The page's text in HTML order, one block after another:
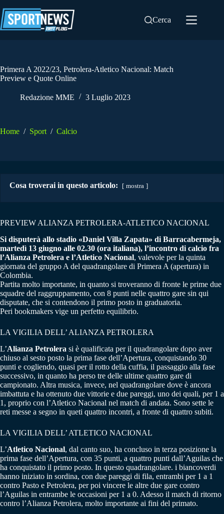
al
contenuto
Cerca
Primera A 2022/23, Petrolera-Atletico Nacional: Match
Preview e Quote Online
Redazione MME 3 Luglio 2023
Home / Sport / Calcio
Cosa troverai in questo articolo: mostra
PREVIEW ALIANZA PETROLERA-ATLETICO NACIONAL
Si disputerà allo stadio «Daniel Villa Zapata» di Barracabermeja,
martedì 13 giugno alle 02.30 (ora italiana), l’incontro di calcio fra
l’Alianza Petrolera e l’Atletico Nacional, valevole per la quinta
giornata del gruppo A del quadrangolare di Primera A (apertura) in
Colombia.
Partita molto importante, in quanto si troveranno di fronte le prime due
squadre del raggruppamento, con 8 punti nelle quattro gare sin qui
disputate, che si contendono il primo posto in graduatoria.
Peri bookmakers vige un perfetto equilibrio.
LA VIGILIA DELL’ ALIANZA PETROLERA
L’Alianza Petrolera si è qualificata per il quadrangolare dopo aver
chiuso al sesto posto la prima fase dell’Apertura, conquistando 30
punti e cogliendo, quasi per il rotto della cuffia, il passaggio alla fase
successivo, in quanto ha perso tre delle ultime quattro gare di
campionato. Altra musica, invece, nel quadrangolare dove è ancora
imbattuta e ha ottenuto due vittorie e due pareggi, uno dei quali, per 1 a
1, proprio con l’Atletico Nacional nel match di andata. Sono sette le
reti messe a segno in queti quattro incontri, a fronte di quattro subiti.
LA VIGILIA DELL’ ATLETICO NACIONAL
L’Atletico Nacional, dal canto suo, ha concluso in terza posizione la
prima fase dell’Apertura, con 35 punti, a quattro punti dall’Aguilas che
ha conquistato il primo posto. In questo quadrangolare. i biancoverdi
hanno iniziato in sordina, con due pareggi di fila, entrambi per 1 a 1
contro Pasto e Petrolera, per poi vincere le altre due gare contro
l’Aguilas in entrambe le occasioni per 1 a 0. Adesso il match di ritorno
contro l’Alianza Petrolera, molto importante ai fini del primato.